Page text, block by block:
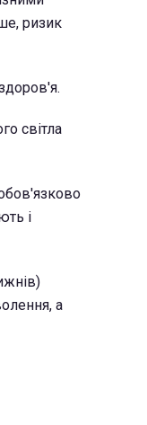
ризик
світла
і
а